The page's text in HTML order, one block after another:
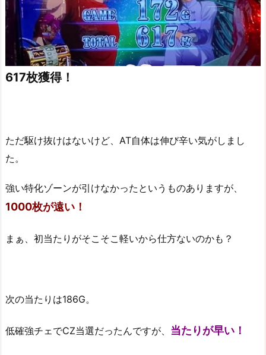
617枚獲得！
ただ駆け抜けはないけど、AT自体は伸び辛い気がしまし
た。
強い特化ゾーンが引けなかったというものありますが、
1000枚が遠い！
まぁ、初当たりがそこそこ軽いから仕方ないのかも？
次の当たりは186G。
低確強チェでCZ当選だったんですが、 当たりが早い！